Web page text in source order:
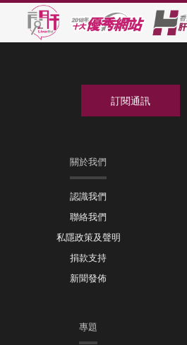
關於我們
認識我們
聯絡我們
私隱政策及聲明
捐款支持
新聞發佈
專題